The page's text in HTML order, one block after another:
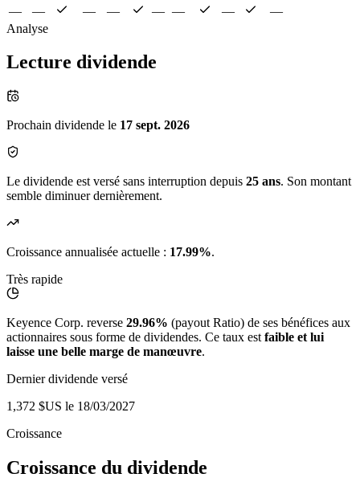
—
— — — — — —
—
Analyse
Lecture dividende
Prochain dividende le 17 sept. 2026
Le dividende est versé sans interruption depuis 25 ans. Son montant
semble diminuer dernièrement.
Croissance annualisée actuelle : 17.99%.
Très rapide
Keyence Corp. reverse 29.96% (payout Ratio) de ses bénéfices aux
actionnaires sous forme de dividendes. Ce taux est faible et lui
laisse une belle marge de manœuvre.
Dernier dividende versé
1,372 $US le 18/03/2027
Croissance
Croissance du dividende